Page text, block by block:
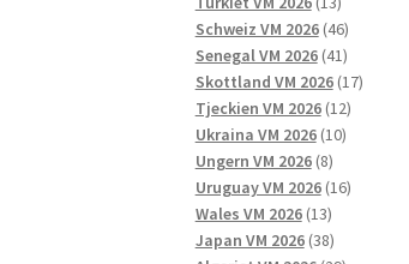
produkter
Schweiz VM 2026 4646
produkter
Senegal VM 2026 4141
produkter
Skottland VM 2026 1717
Tjeckien VM 2026 1212
produkter
Ukraina VM 2026 1010
Ungern VM 2026 88
produkter
Uruguay VM 2026 1616
Wales VM 2026 1313
produkter
Japan VM 2026 3838